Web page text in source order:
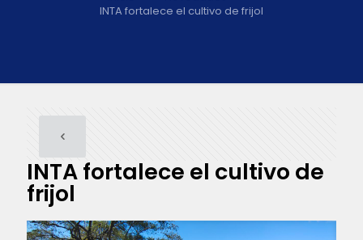
INTA fortalece el cultivo de frijol
INTA fortalece el cultivo de
frijol